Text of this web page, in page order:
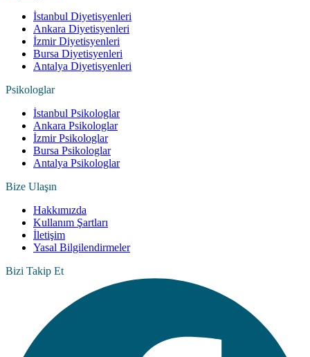
İstanbul Diyetisyenleri
Ankara Diyetisyenleri
İzmir Diyetisyenleri
Bursa Diyetisyenleri
Antalya Diyetisyenleri
Psikologlar
İstanbul Psikologlar
Ankara Psikologlar
İzmir Psikologlar
Bursa Psikologlar
Antalya Psikologlar
Bize Ulaşın
Hakkımızda
Kullanım Şartları
İletişim
Yasal Bilgilendirmeler
Bizi Takip Et